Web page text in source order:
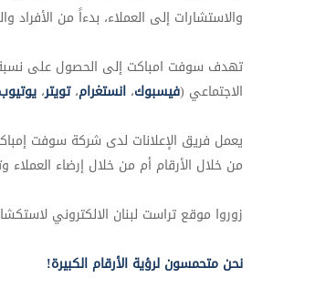
والاستشارات إلى العملاء، بدءاً من الأفراد
تهدف سوفت امباكت إلى الحصول على
الاجتماعي (فيسبوك،انستغرام،تويتر،يوتيوب
يعمل فريق الإعلانات لدى شركة سوفت
من خلال الأرقام أم من خلال إرضاء
زوروا موقع تراست لبنان الالكتروني
نحن متحمسون لرؤية الأرقام الكبيرة!